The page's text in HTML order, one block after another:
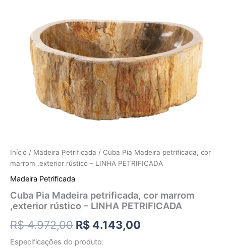
Início / Madeira Petrificada / Cuba Pia Madeira petrificada, cor
marrom ,exterior rústico – LINHA PETRIFICADA
Madeira Petrificada
Cuba Pia Madeira petrificada, cor marrom
,exterior rústico – LINHA PETRIFICADA
R$4.972,00 R$ 4.143,00
Especificações do produto: